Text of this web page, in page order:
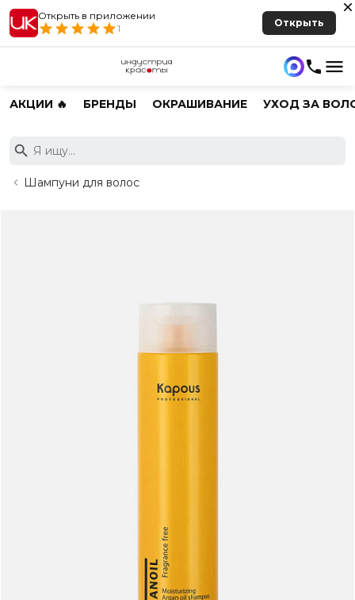
Открыть в приложении
1
Открыть
АКЦИИ 🔥 БРЕНДЫ ОКРАШИВАНИЕ УХОД ЗА
Шампуни для волос